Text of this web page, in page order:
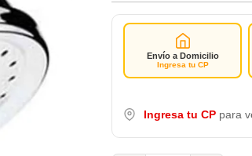
Envío a Domicilio
Ingresa tu CP
Ingresa tu CP para